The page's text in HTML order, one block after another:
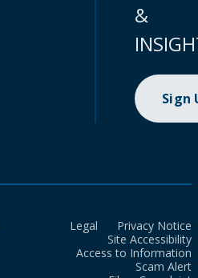
&
Sign
Legal
Privacy Notice
Site Accessibility
Access to Information
Scam Alert